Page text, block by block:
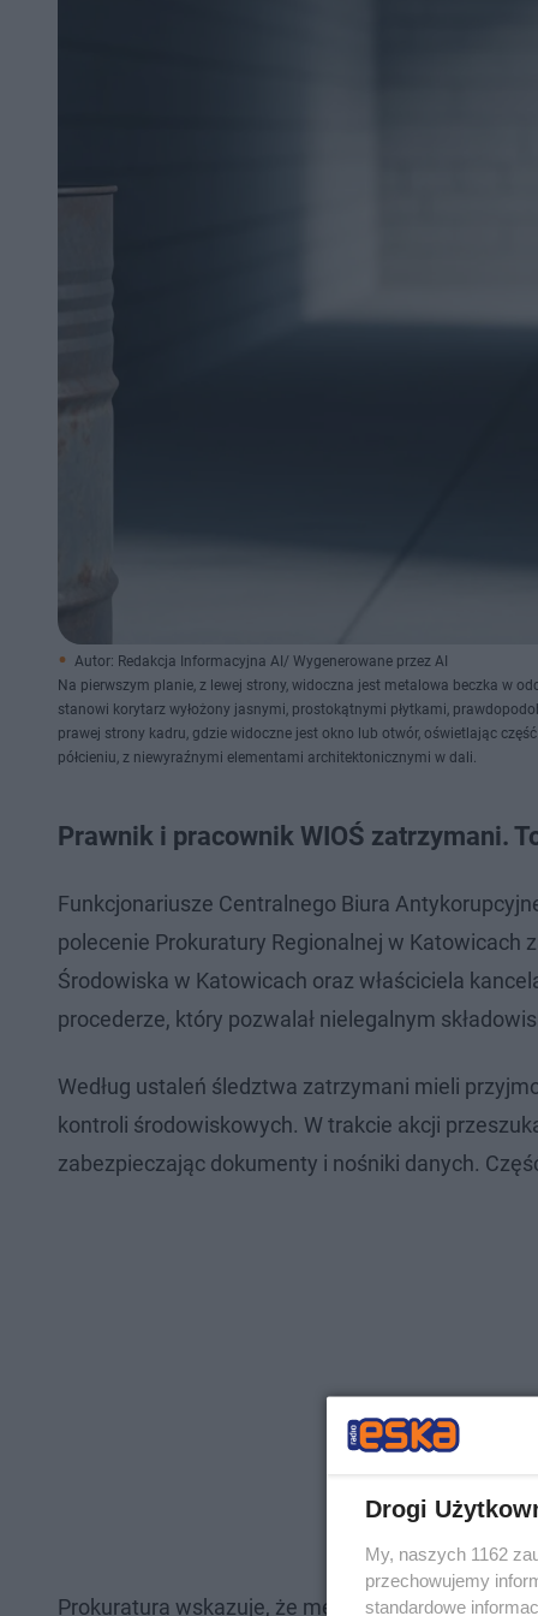
Autor: Redakcja Informacyjna AI/ Wygenerowane przez AI
Na pierwszym planie, z lewej strony, widoczna jest metalowa beczka w
stanowi korytarz wyłożony jasnymi, prostokątnymi płytkami,
prawej strony kadru, gdzie widoczne jest okno lub otwór, oświetlając
półcieniu, z niewyraźnymi elementami architektonicznymi w dali.
Prawnik i pracownik WIOŚ zatrzymani.
Funkcjonariusze Centralnego Biura
polecenie Prokuratury Regionalnej w
Środowiska w Katowicach oraz właściciela
procederze, który pozwalał nielegalnym
Według ustaleń śledztwa zatrzymani mieli
kontroli środowiskowych. W trakcie akcji
zabezpieczając dokumenty i nośniki danych.
Prokuratura wskazuje, że mężczyźni usłyszeli
Drogi
My, naszych 1162
przechowujemy
standardowe